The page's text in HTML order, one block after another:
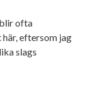
ofta
eftersom jag
slags